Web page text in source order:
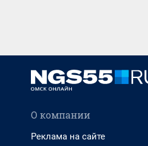
О компании
Реклама на сайте